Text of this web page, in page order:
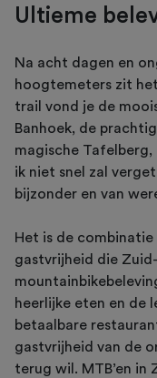
Ultieme
Na acht dagen en
hoogtemeters zit
trail vond je de
Banhoek, de
magische
ik niet snel zal
bijzonder en van
Het is de
gastvrijheid die
heerlijke eten en de
betaalbare
gastvrijheid van de
terug wil. MTB’en